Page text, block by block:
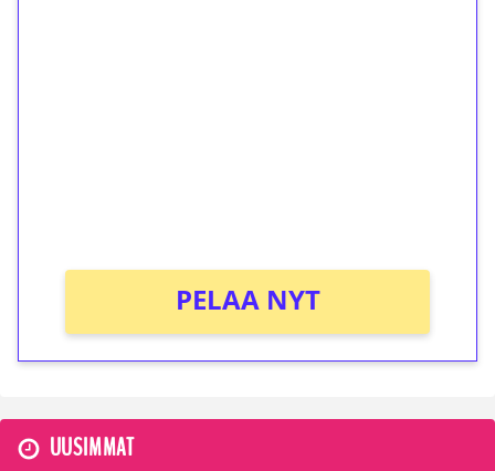
PELAA NYT
UUSIMMAT